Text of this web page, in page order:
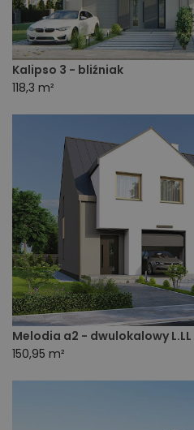
Kalipso 3 - bliźniak
118,3 m²
Melodia a2 - dwulokalowy L.LL
150,95 m²